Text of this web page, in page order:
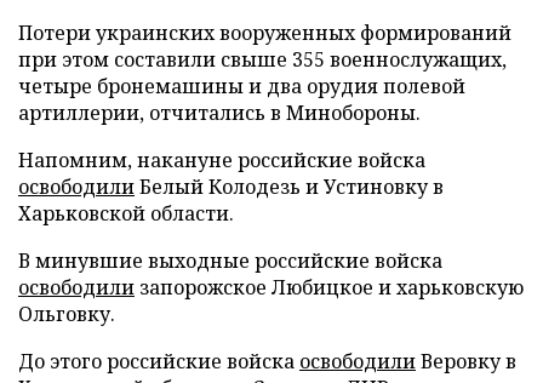
Потери украинских вооруженных формирований
при этом составили свыше 355 военнослужащих,
четыре бронемашины и два орудия полевой
артиллерии, отчитались в Минобороны.
Напомним, накануне российские войска
освободилиБелый Колодезь и Устиновку в
Харьковской области.
В минувшие выходные российские войска
освободили запорожское Любицкое и харьковскую
Ольговку.
До этого российские войска освободилиВеровку в